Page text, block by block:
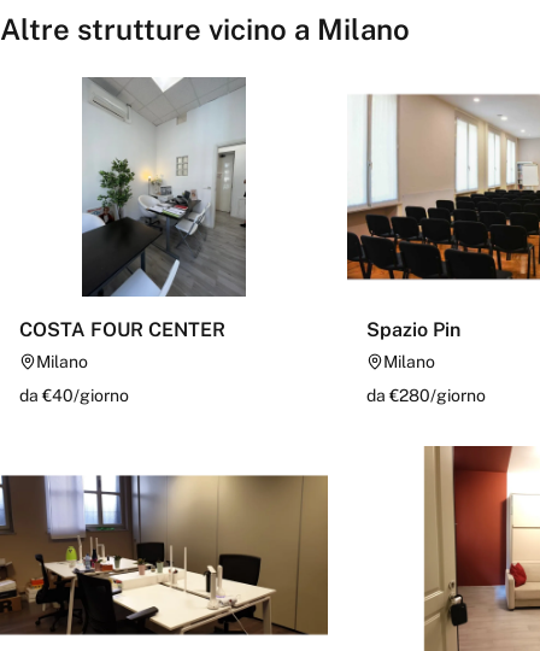
Altre strutture vicino a Milano
COSTA FOUR CENTER
Milano
da €40/giorno
Spazio Pin
Milano
da €280/giorno